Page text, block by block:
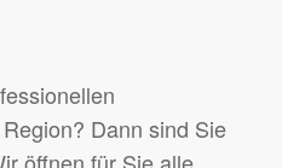
Dann sind Sie
öffnen für Sie alle